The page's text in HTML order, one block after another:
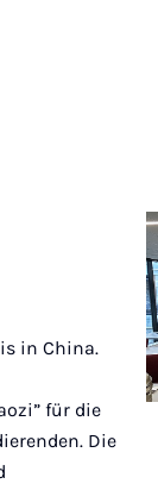
in China.
für die
Die